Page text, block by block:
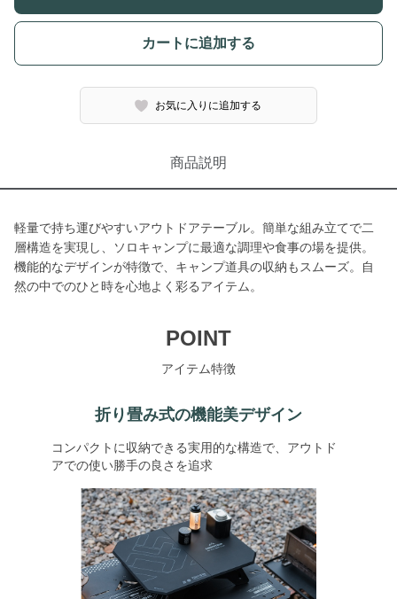
カートに追加する
お気に入りに追加する
商品説明
軽量で持ち運びやすいアウトドアテーブル。簡単な組み立てで二
層構造を実現し、ソロキャンプに最適な調理や食事の場を提供。
機能的なデザインが特徴で、キャンプ道具の収納もスムーズ。自
然の中でのひと時を心地よく彩るアイテム。
POINT
アイテム特徴
折り畳み式の機能美デザイン
コンパクトに収納できる実用的な構造で、アウトド
アでの使い勝手の良さを追求